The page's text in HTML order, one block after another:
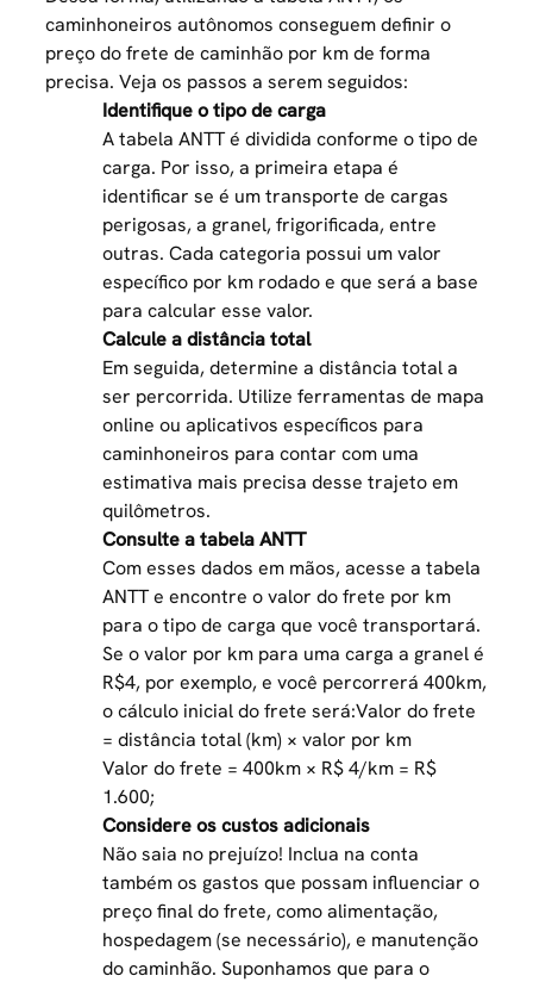
caminhoneiros autônomos conseguem definir o
preço do frete de caminhão por km de forma
precisa. Veja os passos a serem seguidos:
Identifique o tipo de carga
A tabela ANTT é dividida conforme o tipo de
carga. Por isso, a primeira etapa é
identificar se é umtransporte de cargas
perigosas, a granel, frigorificada, entre
outras. Cada categoria possui um valor
específico por km rodado e que será a base
para calcular esse valor.
Calcule a distância total
Em seguida, determine a distância total a
ser percorrida. Utilize ferramentas de mapa
online ou aplicativos específicos para
caminhoneiros para contar com uma
estimativa mais precisa desse trajeto em
quilômetros.
Consulte a tabela ANTT
Com esses dados em mãos, acesse a tabela
ANTT e encontre o valor do frete por km
para o tipo de carga que você transportará.
Se o valor por km para uma carga a granel é
R$4, por exemplo, e você percorrerá 400km,
o cálculo inicial do frete será:Valor do frete
= distância total (km) × valor por km
Valor do frete = 400km × R$ 4/km = R$
1.600;
Considere os custos adicionais
Não saia no prejuízo! Inclua na conta
também os gastos que possam influenciar o
preço final do frete, como alimentação,
hospedagem (se necessário), e manutenção
do caminhão. Suponhamos que para o